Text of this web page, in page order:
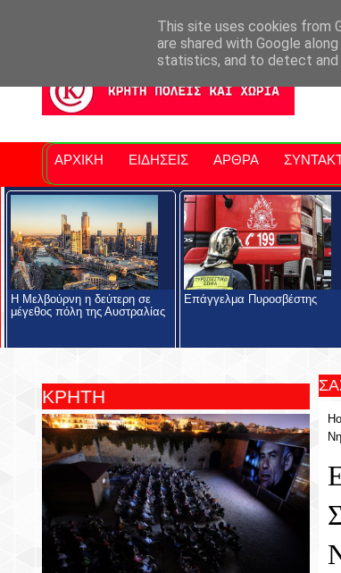
Νομός Λασιθίου Αγαπάμε
ΑΡΧΙΚΗ ΕΙΔΗΣΕΙΣ ΑΡΘΡΑ
Η Μελβούρνη η δεύτερη σε
μέγεθος πόλη της Αυστραλίας
Επάγγελμα Πυροσβέστης
ΚΡΗΤΗ
This site uses cookies from
are shared with Google
statistics, and to detect and